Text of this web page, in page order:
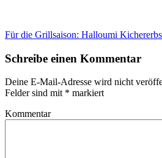
Für die Grillsaison: Halloumi
Schreibe einen Kommentar
Deine E-Mail-Adresse wird nicht
Felder sind mit * markiert
Kommentar